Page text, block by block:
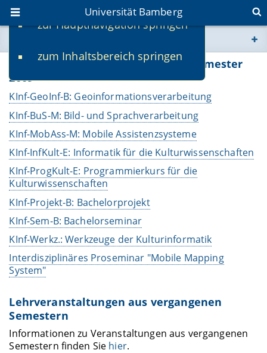
zur Hauptnavigation springen
zum Inhaltsbereich springen
Universität Bamberg
www.uni-bamberg.de
univis.uni-bamberg.de
fis.uni-bamberg.de
Lehrveranstaltungen im Sommersemester
2009
KInf-GeoInf-B: Geoinformationsverarbeitung
KInf-BuS-M: Bild- und Sprachverarbeitung
KInf-MobAss-M: Mobile Assistenzsysteme
KInf-InfKult-E: Informatik für die Kulturwissenschaften
KInf-ProgKult-E: Programmierkurs für die
Kulturwissenschaften
KInf-Projekt-B: Bachelorprojekt
KInf-Sem-B: Bachelorseminar
KInf-Werkz.: Werkzeuge der Kulturinformatik
Interdisziplinäres Proseminar "Mobile Mapping
System"
Lehrveranstaltungen aus vergangenen
Semestern
Informationen zu Veranstaltungen aus vergangenen
Semestern finden Sie hier.